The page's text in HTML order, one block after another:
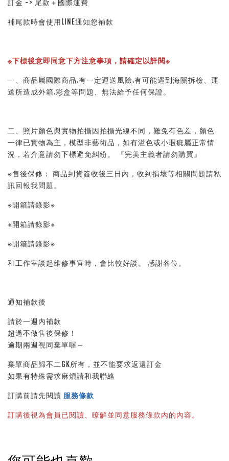
訂金 -> 尾款＋國際運費
補尾款時會使用LINE通知您補款
※下標後意即同意下方注意事項，請確定以詳閱※
一、商品屬國際商品.有一定運送風險.有可能遇到海關拆檢、運
送所造成外箱.彩盒等問題、無法給予任何保證。
二、照片顏色與實物拍攝因拍攝光線不同，難免有色差，顏色
一律已實物為主，模型非藝術品，如有溢色或小瑕疵屬正常情
況，若介意請勿下標避免糾紛。 『完美主義者請勿購買』
※售後保修： 商品到貨簽收後三日內，收到損壞等相關問題請私
訊回報我問題。
※開箱請錄影※
※開箱請錄影※
※開箱請錄影※
和工作室談起維修事宜時，會比較好談。 感謝各位。
通知補款後
請於一週內補款
超過不做售後保修！
逾期兩週視同棄單喔～
棄單商品歸不二GK所有，並不能要求返還訂金
如果有特殊需求麻煩請和我聯絡
訂購前請先閱讀 服務條款
訂購後視為會員已閱讀、瞭解並同意服務條款內的內容。